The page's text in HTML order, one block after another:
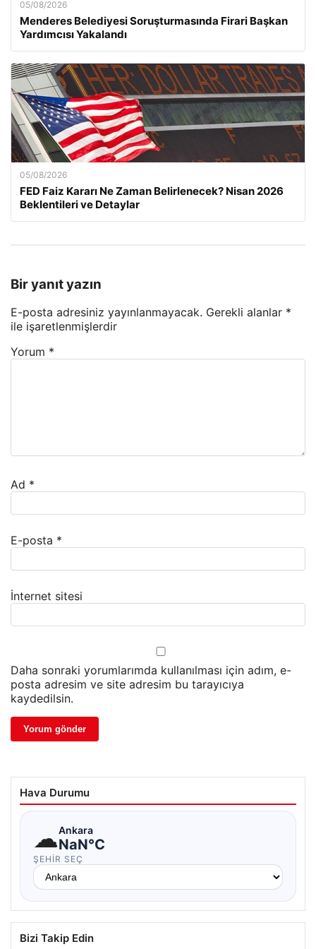
05/08/2026
Menderes Belediyesi Soruşturmasında Firari Başkan
Yardımcısı Yakalandı
05/08/2026
FED Faiz Kararı Ne Zaman Belirlenecek? Nisan 2026
Beklentileri ve Detaylar
Bir yanıt yazın
E-posta adresiniz yayınlanmayacak. Gerekli alanlar *
ile işaretlenmişlerdir
Yorum *
Ad *
E-posta *
İnternet sitesi
Daha sonraki yorumlarımda kullanılması için adım, e-
posta adresim ve site adresim bu tarayıcıya
kaydedilsin.
Hava Durumu
☁Ankara
NaN°C
ŞEHIR SEÇ
Bizi Takip Edin